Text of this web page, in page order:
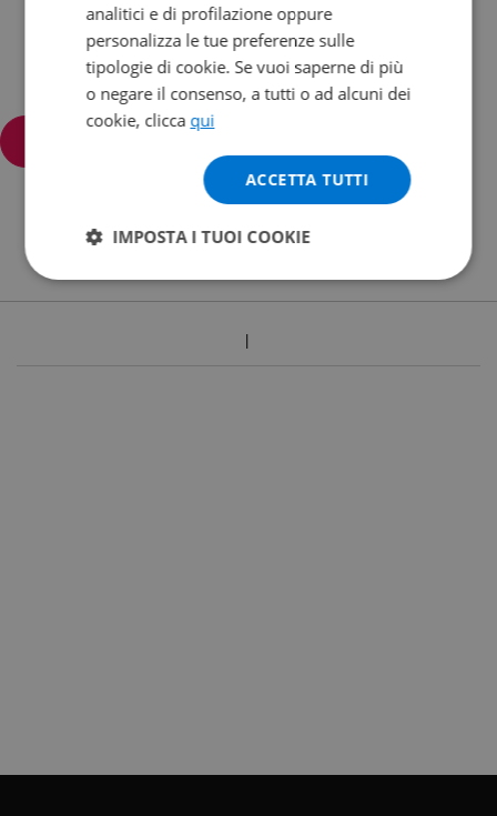
analitici e di profilazione oppure
personalizza le tue preferenze sulle
tipologie di cookie. Se vuoi saperne di più
o negare il consenso, a tutti o ad alcuni dei
cookie, clicca qui
ACCETTA TUTTI
IMPOSTA I TUOI COOKIE